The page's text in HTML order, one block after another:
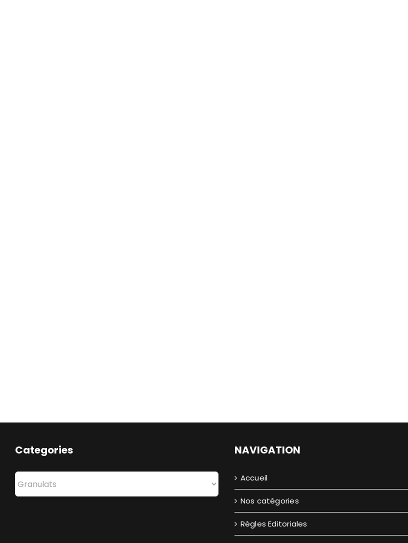
Categories
Categories
NAVIGATION
Accueil
Nos catégories
Règles Editoriales